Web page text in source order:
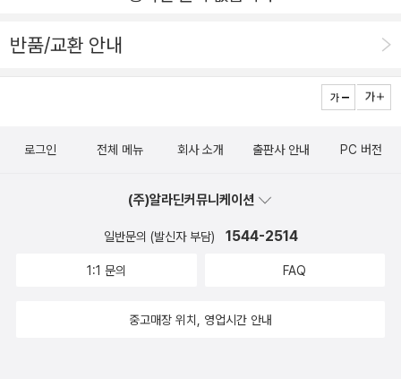
반품/교환 안내
로그인 전체 메뉴 회사 소개 출판사 안내 PC 버전
(주)알라딘커뮤니케이션
일반문의 (발신자 부담) 1544-2514
1:1 문의 FAQ
중고매장 위치, 영업시간 안내